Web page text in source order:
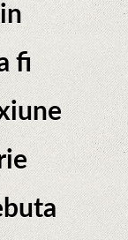
fi